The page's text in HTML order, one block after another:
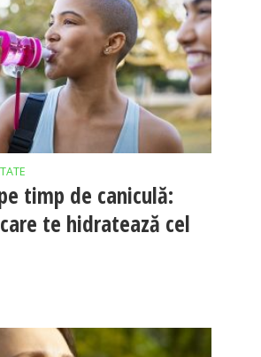
timp de caniculă:
te hidratează cel